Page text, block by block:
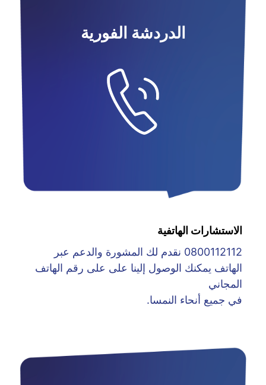
الدردشة الفورية
الاستشارات الهاتفية
0800112112 نقدم لك المشورة والدعم عبر
الهاتف يمكنك الوصول إلينا على على رقم الهاتف
المجاني
في جميع أنحاء النمسا.